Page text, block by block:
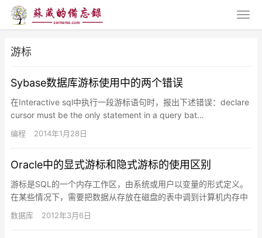
游标
Sybase数据库游标使用中的两个错误
在Interactive sql中执行一段游标语句时，报出下述错误：declare
cursor must be the only statement in a query bat…
编程 2014年1月28日
Oracle中的显式游标和隐式游标的使用区别
游标是SQL的一个内存工作区，由系统或用户以变量的形式定义。
在某些情况下，需要把数据从存放在磁盘的表中调到计算机内存中
进行处理，最后将处理结果显示出来或最终写回数据库。这样数据
处理…
数据库 2012年3月6日